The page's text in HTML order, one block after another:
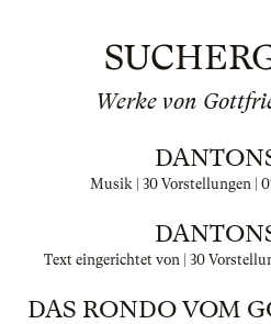
Werke von
Musik | 30 Vorstellungen |
Text eingerichtet von | 30
DAS RONDO VOM